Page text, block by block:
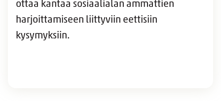
ottaa kantaa sosiaalialan ammattien
harjoittamiseen liittyviin eettisiin
kysymyksiin.